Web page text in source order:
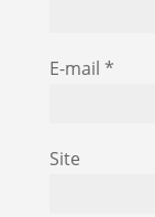
E-mail *
Site